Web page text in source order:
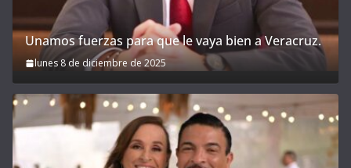
Unamos fuerzas para que le vaya bien a Veracruz.
lunes 8 de diciembre de 2025